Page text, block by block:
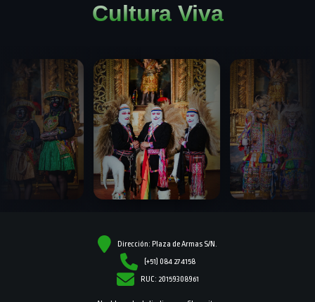
Cultura Viva
Dirección: Plaza de Armas S/N.
(+51) 084 274158
RUC: 20159308961